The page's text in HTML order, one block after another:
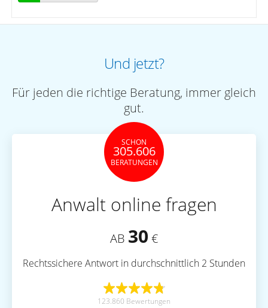
Und jetzt?
Für jeden die richtige Beratung, immer gleich
gut.
SCHON
305.606
BERATUNGEN
Anwalt online fragen
AB 30 €
Rechtssichere Antwort in durchschnittlich 2 Stunden
123.860 Bewertungen